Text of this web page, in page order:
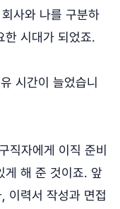
사와 나를 구분하
한 시대가 되었죠.
시간이 늘었습니
직자에게 이직 준비
게 해 준 것이죠. 앞
이력서 작성과 면접